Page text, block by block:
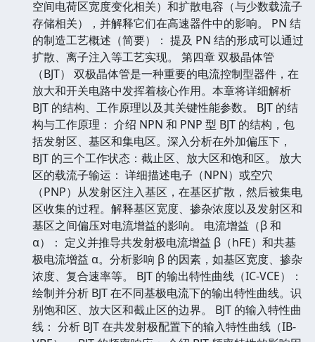
空间电荷区宽度变化相关）和扩散电容（与少数载流子
存储相关），并解释它们在高速器件中的影响。 PN 结
的制造工艺概述（简要）： 提及 PN 结的形成可以通过
扩散、离子注入等工艺实现。 第四章 双极晶体管
（BJT） 双极晶体管是一种重要的电流控制型器件，在
放大和开关电路中发挥着核心作用。本章将详细解析
BJT 的结构、工作原理以及其关键性能参数。 BJT 的结
构与工作原理： 介绍 NPN 和 PNP 型 BJT 的结构，包
括发射区、基区和集电区。深入分析在外加偏压下，
BJT 的三个工作状态：截止区、放大区和饱和区。 放大
区的载流子输运： 详细描述电子（NPN）或空穴
（PNP）从发射区注入基区，在基区扩散，然后被集电
区收集的过程。解释基区宽度、掺杂浓度以及发射区和
基区之间偏压对电流增益的影响。 电流增益（β 和
α）： 定义并推导共发射极电流增益 β（hFE）和共基
极电流增益 α。分析影响 β 的因素，如基区宽度、掺杂
浓度、复合速率等。 BJT 的输出特性曲线（IC-VCE）：
绘制并分析 BJT 在不同基极电流下的输出特性曲线。识
别饱和区、放大区和截止区的边界。 BJT 的输入特性曲
线： 分析 BJT 在共发射极配置下的输入特性曲线（IB-